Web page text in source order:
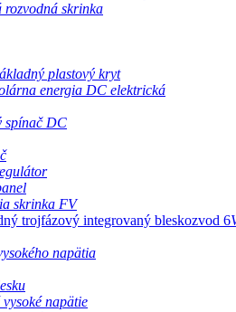
rozvodná skrinka
plastový kryt
energia DC elektrická
spínač DC
skrinka FV
napätia
napätie